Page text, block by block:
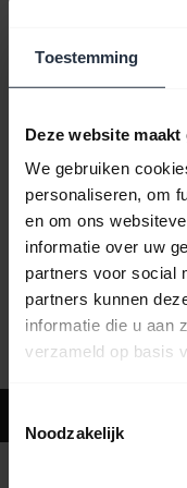
Toestemming
Deze website
We gebruiken
personaliseren, om
en om ons
informatie over uw
partners voor social
partners kunnen
informatie die u aan
verzameld op basis
Noodzakelijk